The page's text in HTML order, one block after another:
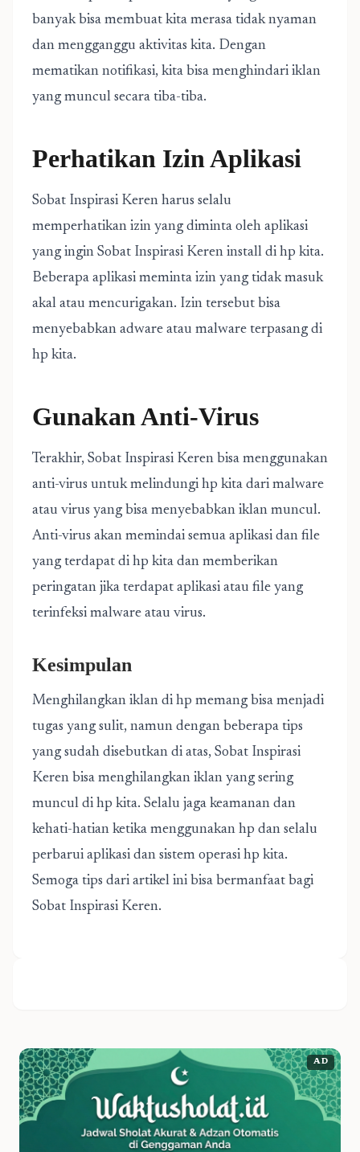
banyak bisa membuat kita merasa tidak nyaman
dan mengganggu aktivitas kita. Dengan
mematikan notifikasi, kita bisa menghindari iklan
yang muncul secara tiba-tiba.
Perhatikan Izin Aplikasi
Sobat Inspirasi Keren harus selalu
memperhatikan izin yang diminta oleh aplikasi
yang ingin Sobat Inspirasi Keren install di hp kita.
Beberapa aplikasi meminta izin yang tidak masuk
akal atau mencurigakan. Izin tersebut bisa
menyebabkan adware atau malware terpasang di
hp kita.
Gunakan Anti-Virus
Terakhir, Sobat Inspirasi Keren bisa menggunakan
anti-virus untuk melindungi hp kita dari malware
atau virus yang bisa menyebabkan iklan muncul.
Anti-virus akan memindai semua aplikasi dan file
yang terdapat di hp kita dan memberikan
peringatan jika terdapat aplikasi atau file yang
terinfeksi malware atau virus.
Kesimpulan
Menghilangkan iklan di hp memang bisa menjadi
tugas yang sulit, namun dengan beberapa tips
yang sudah disebutkan di atas, Sobat Inspirasi
Keren bisa menghilangkan iklan yang sering
muncul di hp kita. Selalu jaga keamanan dan
kehati-hatian ketika menggunakan hp dan selalu
perbarui aplikasi dan sistem operasi hp kita.
Semoga tips dari artikel ini bisa bermanfaat bagi
Sobat Inspirasi Keren.
AD